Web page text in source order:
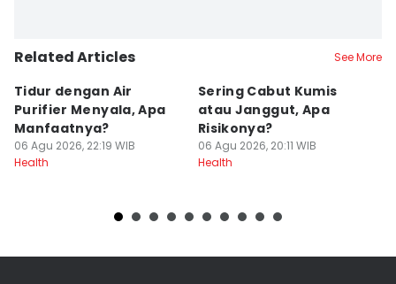
Related Articles See More
Tidur dengan Air
Purifier Menyala, Apa
Manfaatnya?
06 Agu 2026, 22:19 WIB
Health
Sering Cabut Kumis
atau Janggut, Apa
Risikonya?
06 Agu 2026, 20:11 WIB
Health